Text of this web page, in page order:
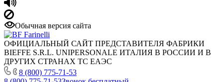
Обычная версия сайта
ОФИЦИАЛЬНЫЙ САЙТ ПРЕДСТАВИТЕЛЯ ФАБРИКИ
BIEFFE S.R.L. UNIPERSONALE ИТАЛИЯ В РОССИИ И В
ДРУГИХ СТРАНАХ ТС ЕАЭС
8 (800) 775-71-53